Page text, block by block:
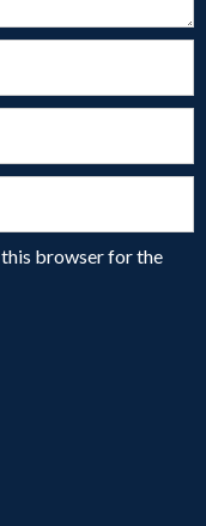
this browser for the